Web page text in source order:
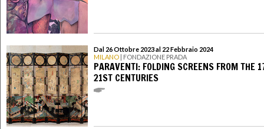
Dal 26 Ottobre 2023 al 22 Febbraio 2024
MILANO | FONDAZIONE PRADA
PARAVENTI: FOLDING SCREENS FROM THE
21ST CENTURIES